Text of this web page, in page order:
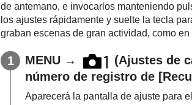
de antemano, e invocarlos manteniendo
los ajustes rápidamente y suelte la tecla
graban escenas de gran actividad, como en
MENU → (Ajustes de
número de registro de
Aparecerá la pantalla de ajuste para